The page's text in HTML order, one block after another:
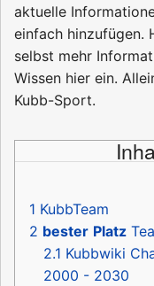
aktuelle
einfach hinzufügen.
selbst mehr
Wissen hier ein.
Kubb-Sport.
1 KubbTeam
2 bester Platz
2.1 Kubbwiki
2000 - 2030